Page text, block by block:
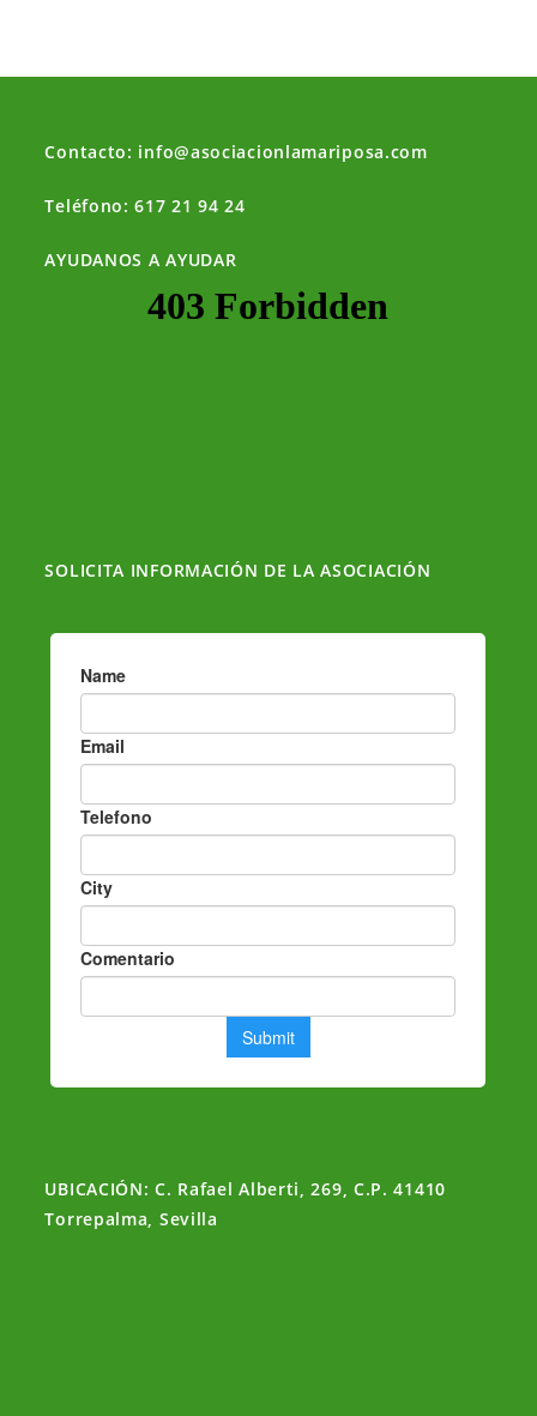
Contacto: info@asociacionlamariposa.com
Teléfono: 617 21 94 24
AYUDANOS A AYUDAR
SOLICITA INFORMACIÓN DE LA ASOCIACIÓN
UBICACIÓN: C. Rafael Alberti, 269, C.P. 41410
Torrepalma, Sevilla